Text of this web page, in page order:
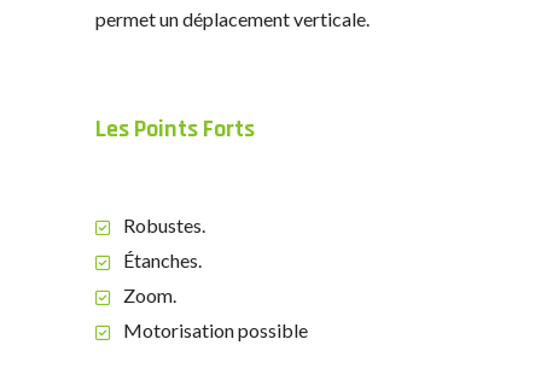
permet un déplacement verticale.
Les Points Forts
Robustes.
Étanches.
Zoom.
Motorisation possible